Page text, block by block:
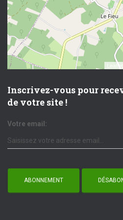
Leaflet
Inscrivez-vous pour
de votre site !
Votre email: